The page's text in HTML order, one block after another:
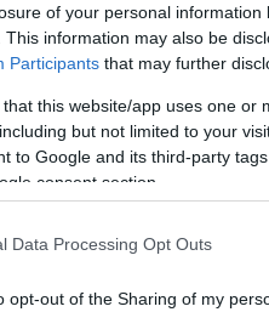
of your personal information
This information may also be
Participants that may further
that this website/app uses one
but not limited to your
to Google and its third-party
consent section.
Data Processing Opt Outs
opt-out of the Sharing of my
το samosvoice.gr.
κατέπεσε στη
σε ανακοίνωση
από τον αερολιμένα